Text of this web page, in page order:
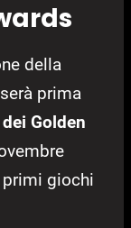
della
prima
Golden
giochi